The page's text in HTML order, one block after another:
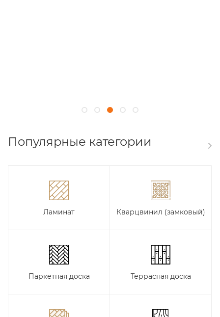
Популярные категории
Ламинат Кварцвинил (замковый)
Паркетная доска Террасная доска